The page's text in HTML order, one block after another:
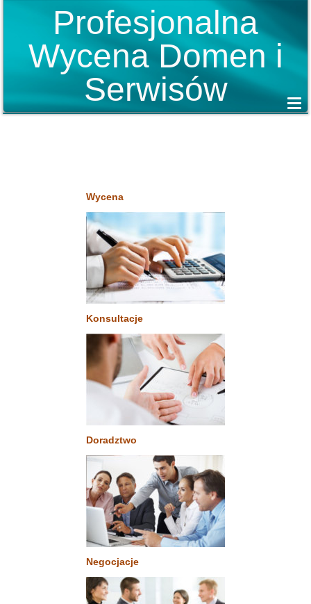
Profesjonalna
Wycena Domen i
Serwisów
Wycena
Konsultacje
Doradztwo
Negocjacje